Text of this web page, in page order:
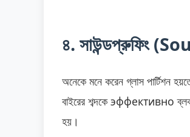
৪. সাউন্ডপ্রুফিং
অনেকে মনে করেন গ্লাস পার্টিশন
বাইরের শব্দকে эффективно ব্লক
হয়।